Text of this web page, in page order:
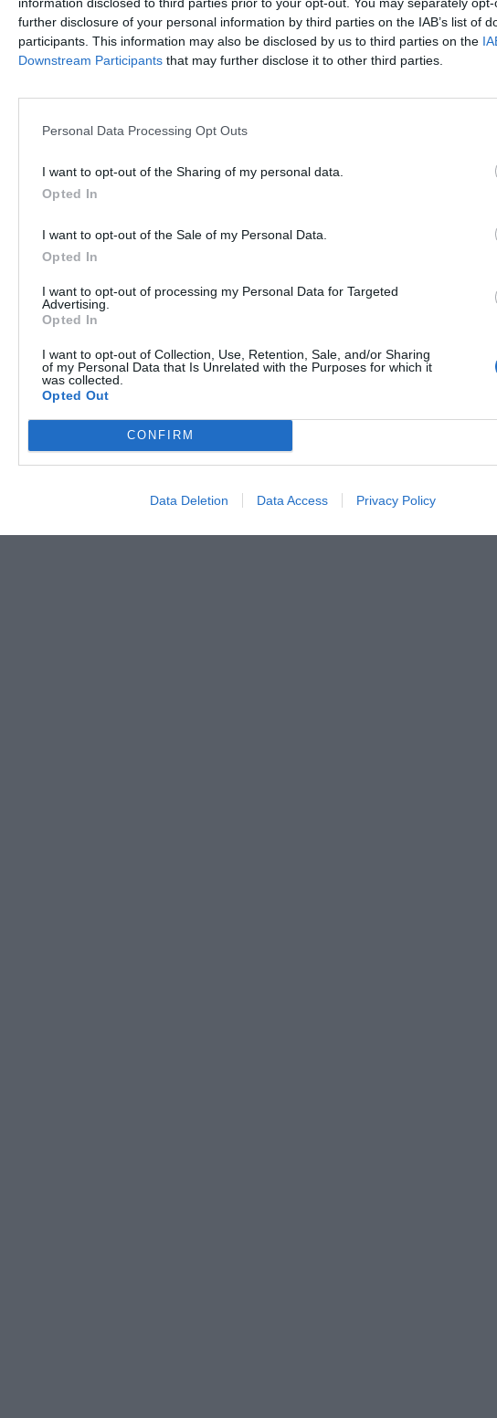
further disclosure of your personal information by third parties on the IAB’s list of
participants. This information may also be disclosed by us to third parties on the
Downstream Participants that may further disclose it to other third parties.
Personal Data Processing Opt Outs
I want to opt-out of the Sharing of my personal data.
Opted In
I want to opt-out of the Sale of my Personal Data.
Opted In
I want to opt-out of processing my Personal Data for Targeted
Advertising.
Opted In
I want to opt-out of Collection, Use, Retention, Sale, and/or Sharing
of my Personal Data that Is Unrelated with the Purposes for which it
was collected.
Opted Out
CONFIRM
Data Deletion Data Access Privacy Policy